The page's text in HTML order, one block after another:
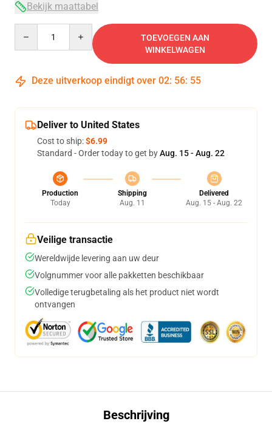
Bekijk maattabel
TOEVOEGEN AAN
WINKELWAGEN
Deze uitverkoop eindigt over 02: 56: 54
Deliver to United States
Cost to ship:$6.99
Standard - Order today to get byAug. 15 - Aug. 22
Production
Today
Shipping
Aug. 11
Delivered
Aug. 15 - Aug. 22
Veilige transactie
Wereldwijde levering aan uw deur
Volgnummer voor alle pakketten beschikbaar
Volledige terugbetaling als het product niet wordt
ontvangen
Beschrijving